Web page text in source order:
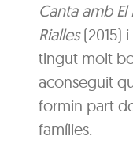
Canta amb El
Rialles(2015) i
tingut molt
aconseguit
formin part
famílies.